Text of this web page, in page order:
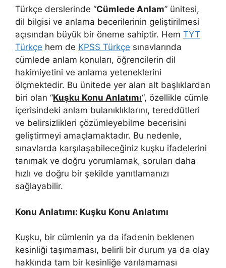
Türkçe derslerinde “Cümlede Anlam” ünitesi,
dil bilgisi ve anlama becerilerinin geliştirilmesi
açısından büyük bir öneme sahiptir. Hem TYT
Türkçe hem de KPSS Türkçe sınavlarında
cümlede anlam konuları, öğrencilerin dil
hakimiyetini ve anlama yeteneklerini
ölçmektedir. Bu ünitede yer alan alt başlıklardan
biri olan “Kuşku Konu Anlatımı“, özellikle cümle
içerisindeki anlam bulanıklıklarını, tereddütleri
ve belirsizlikleri çözümleyebilme becerisini
geliştirmeyi amaçlamaktadır. Bu nedenle,
sınavlarda karşılaşabileceğiniz kuşku ifadelerini
tanımak ve doğru yorumlamak, soruları daha
hızlı ve doğru bir şekilde yanıtlamanızı
sağlayabilir.
Konu Anlatımı: Kuşku Konu Anlatımı
Kuşku, bir cümlenin ya da ifadenin beklenen
kesinliği taşımaması, belirli bir durum ya da olay
hakkında tam bir kesinliğe varılamaması